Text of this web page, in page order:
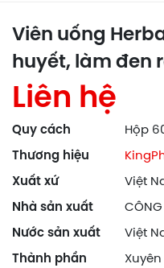
Viên uống
huyết, làm đen
Liên hệ
Quy cách
Hộp
Thương hiệu
Xuất xứ
Việt
Nhà sản xuất
CÔNG
Nước sản xuất
Việt
Thành phần